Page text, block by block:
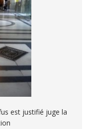
est justifié juge la